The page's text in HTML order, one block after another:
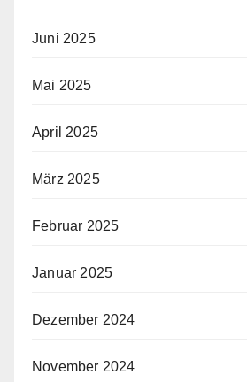
Juni 2025
Mai 2025
April 2025
März 2025
Februar 2025
Januar 2025
Dezember 2024
November 2024